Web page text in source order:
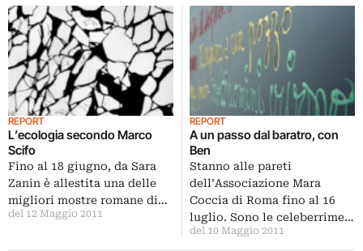
REPORT
L’ecologia secondo Marco
Scifo
Fino al 18 giugno, da Sara
Zanin è allestita una delle
migliori mostre romane di…
del 12 Maggio 2011
REPORT
A un passo dal baratro, con
Ben
Stanno alle pareti
dell’Associazione Mara
Coccia di Roma fino al 16
luglio. Sono le celeberrime…
del 10 Maggio 2011